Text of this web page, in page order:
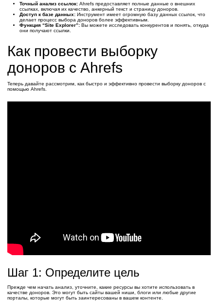
Точный анализ ссылок: Ahrefs предоставляет полные данные о внешних
ссылках, включая их качество, анкерный текст и страницу доноров.
Доступ к базе данных: Инструмент имеет огромную базу данных ссылок, что
делает процесс выбора доноров более эффективным.
Функция “Site Explorer”: Вы можете исследовать конкурентов и понять, откуда
они получают ссылки.
Как провести выборку
доноров с Ahrefs
Теперь давайте рассмотрим, как быстро и эффективно провести выборку доноров с
помощью Ahrefs.
Шаг 1: Определите цель
Прежде чем начать анализ, уточните, какие ресурсы вы хотите использовать в
качестве доноров. Это могут быть сайты вашей ниши, блоги или любые другие
порталы, которые могут быть заинтересованы в вашем контенте.